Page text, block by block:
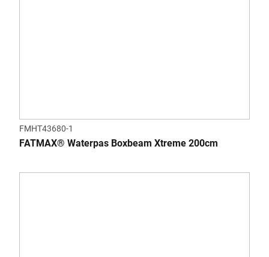
FMHT43680-1
FATMAX® Waterpas Boxbeam Xtreme 200cm